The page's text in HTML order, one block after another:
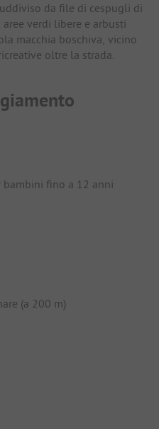
da file di cespugli di
verdi libere e arbusti
macchia boschiva, vicino
oltre la strada.
fino a 12 anni
(a 200 m)